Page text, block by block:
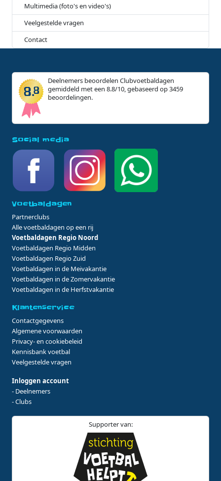
Multimedia (foto's en video's)
Veelgestelde vragen
Contact
Deelnemers beoordelen Clubvoetbaldagen
gemiddeld met een 8.8/10, gebaseerd op 3459
beoordelingen.
Social media
Voetbaldagen
Partnerclubs
Alle voetbaldagen op een rij
Voetbaldagen Regio Noord
Voetbaldagen Regio Midden
Voetbaldagen Regio Zuid
Voetbaldagen in de Meivakantie
Voetbaldagen in de Zomervakantie
Voetbaldagen in de Herfstvakantie
Klantenservice
Contactgegevens
Algemene voorwaarden
Privacy- en cookiebeleid
Kennisbank voetbal
Veelgestelde vragen
Inloggen account
- Deelnemers
- Clubs
Supporter van: